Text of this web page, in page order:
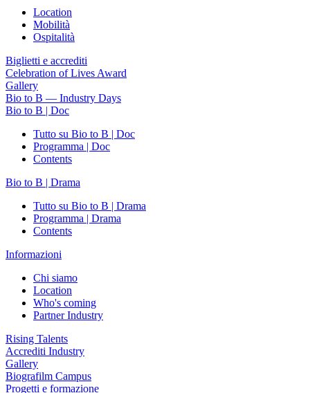
Location
Mobilità
Ospitalità
Biglietti e accrediti
Celebration of Lives Award
Gallery
Bio to B — Industry Days
Bio to B | Doc
Tutto su Bio to B | Doc
Programma | Doc
Contents
Bio to B | Drama
Tutto su Bio to B | Drama
Programma | Drama
Contents
Informazioni
Chi siamo
Location
Who's coming
Partner Industry
Rising Talents
Accrediti Industry
Gallery
Biografilm Campus
Progetti e formazione